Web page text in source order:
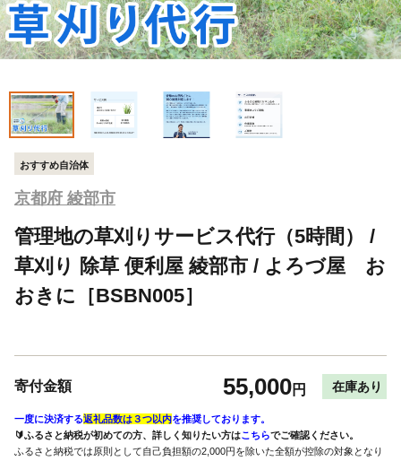
おすすめ自治体
京都府 綾部市
管理地の草刈りサービス代行（5時間） /
草刈り 除草 便利屋 綾部市 / よろづ屋 お
おきに［BSBN005］
寄付金額 55,000円 在庫あり
一度に決済する返礼品数は３つ以内を推奨しております。
🔰ふるさと納税が初めての方、詳しく知りたい方はこちらでご確認ください。
ふるさと納税では原則として自己負担額の2,000円を除いた全額が控除の対象となり